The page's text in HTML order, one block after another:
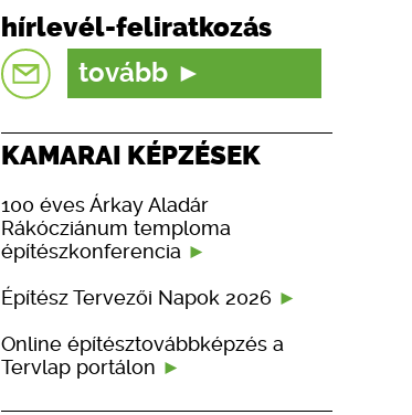
hírlevél-feliratkozás
tovább
KAMARAI KÉPZÉSEK
100 éves Árkay Aladár
Rákócziánum temploma
építészkonferencia
Építész Tervezői Napok 2026
Online építésztovábbképzés a
Tervlap portálon